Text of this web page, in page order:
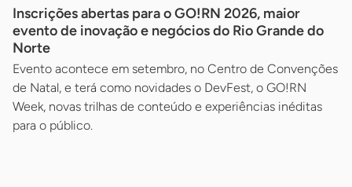
Inscrições abertas para o GO!RN 2026, maior
evento de inovação e negócios do Rio Grande do
Norte
Evento acontece em setembro, no Centro de Convenções
de Natal, e terá como novidades o DevFest, o GO!RN
Week, novas trilhas de conteúdo e experiências inéditas
para o público.